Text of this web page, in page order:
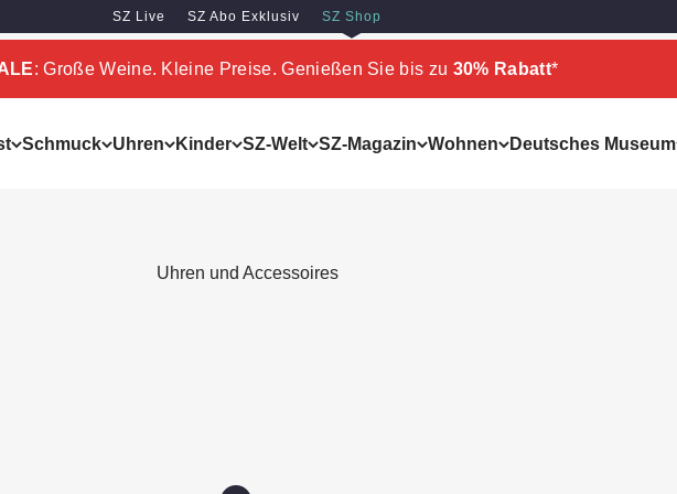
SZ Live SZ Abo Exklusiv SZ Shop
: Große Weine. Kleine Preise. Genießen Sie bis zu 30% Rabatt*
Schmuck Uhren Kinder SZ-Welt SZ-Magazin Wohnen Deutsches Museum
Uhren und Accessoires